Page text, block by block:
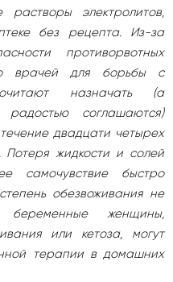
растворы электролитов,
без рецепта. Из-за
противорвотных
врачей для борьбы с
назначать (а
соглашаются)
двадцати четырех
Потеря жидкости и солей
самочувствие быстро
обезвоживания не
женщины,
или кетоза, могут
терапии в домашних